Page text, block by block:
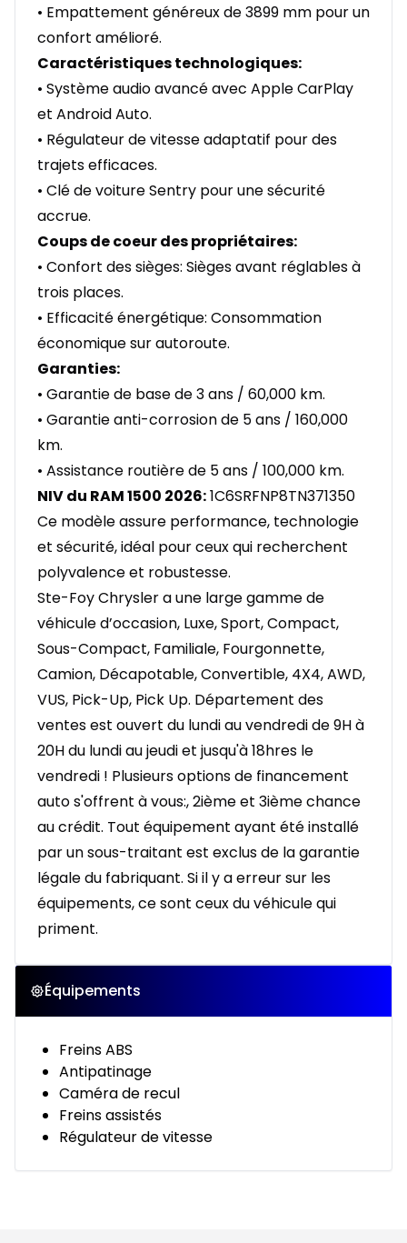
• Empattement généreux de 3899 mm pour un
confort amélioré.
Caractéristiques technologiques:
• Système audio avancé avec Apple CarPlay
et Android Auto.
• Régulateur de vitesse adaptatif pour des
trajets efficaces.
• Clé de voiture Sentry pour une sécurité
accrue.
Coups de coeur des propriétaires:
• Confort des sièges: Sièges avant réglables à
trois places.
• Efficacité énergétique: Consommation
économique sur autoroute.
Garanties:
• Garantie de base de 3 ans / 60,000 km.
• Garantie anti-corrosion de 5 ans / 160,000
km.
• Assistance routière de 5 ans / 100,000 km.
NIV du RAM 1500 2026:1C6SRFNP8TN371350
Ce modèle assure performance, technologie
et sécurité, idéal pour ceux qui recherchent
polyvalence et robustesse.
Ste-Foy Chrysler a une large gamme de
véhicule d’occasion, Luxe, Sport, Compact,
Sous-Compact, Familiale, Fourgonnette,
Camion, Décapotable, Convertible, 4X4, AWD,
VUS, Pick-Up, Pick Up. Département des
ventes est ouvert du lundi au vendredi de 9H à
20H du lundi au jeudi et jusqu'à 18hres le
vendredi ! Plusieurs options de financement
auto s'offrent à vous:, 2ième et 3ième chance
au crédit. Tout équipement ayant été installé
par un sous-traitant est exclus de la garantie
légale du fabriquant. Si il y a erreur sur les
équipements, ce sont ceux du véhicule qui
priment.
Équipements
Freins ABS
Antipatinage
Caméra de recul
Freins assistés
Régulateur de vitesse